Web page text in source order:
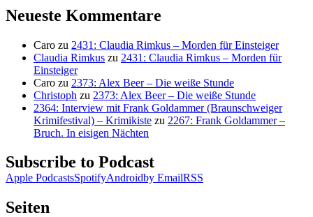
Neueste Kommentare
Caro zu 2431: Claudia Rimkus – Morden für Einsteiger
Claudia Rimkus zu 2431: Claudia Rimkus – Morden für
Einsteiger
Caro zu 2373: Alex Beer – Die weiße Stunde
Christoph zu 2373: Alex Beer – Die weiße Stunde
2364: Interview mit Frank Goldammer (Braunschweiger
Krimifestival) – Krimikiste zu 2267: Frank Goldammer –
Bruch. In eisigen Nächten
Subscribe to Podcast
Apple PodcastsSpotifyAndroidby EmailRSS
Seiten